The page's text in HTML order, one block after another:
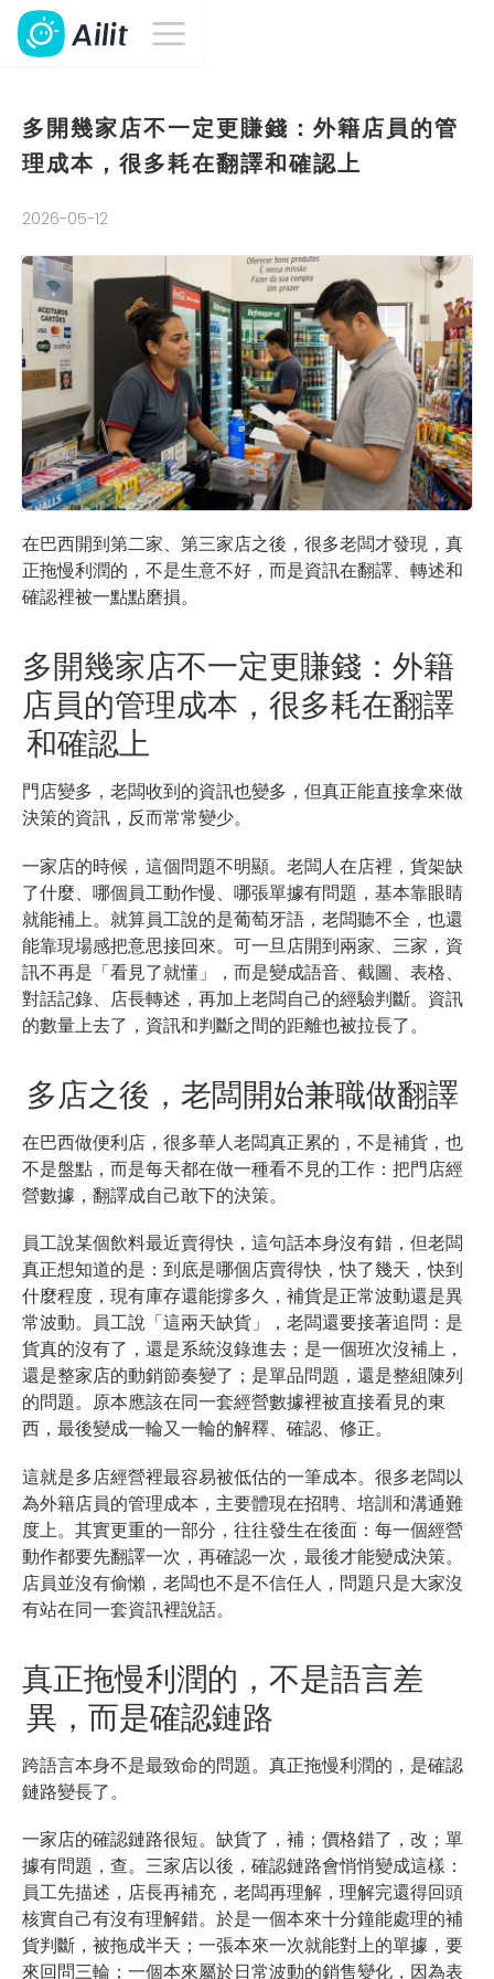
多開幾家店不一定更賺錢：外籍店員的管
理成本，很多耗在翻譯和確認上
2026-05-12
在巴西開到第二家、第三家店之後，很多老闆才發現，真
正拖慢利潤的，不是生意不好，而是資訊在翻譯、轉述和
確認裡被一點點磨損。
多開幾家店不一定更賺錢：外籍
店員的管理成本，很多耗在翻譯
和確認上
門店變多，老闆收到的資訊也變多，但真正能直接拿來做
決策的資訊，反而常常變少。
一家店的時候，這個問題不明顯。老闆人在店裡，貨架缺
了什麼、哪個員工動作慢、哪張單據有問題，基本靠眼睛
就能補上。就算員工說的是葡萄牙語，老闆聽不全，也還
能靠現場感把意思接回來。可一旦店開到兩家、三家，資
訊不再是「看見了就懂」，而是變成語音、截圖、表格、
對話記錄、店長轉述，再加上老闆自己的經驗判斷。資訊
的數量上去了，資訊和判斷之間的距離也被拉長了。
多店之後，老闆開始兼職做翻譯
在巴西做便利店，很多華人老闆真正累的，不是補貨，也
不是盤點，而是每天都在做一種看不見的工作：把門店經
營數據，翻譯成自己敢下的決策。
員工說某個飲料最近賣得快，這句話本身沒有錯，但老闆
真正想知道的是：到底是哪個店賣得快，快了幾天，快到
什麼程度，現有庫存還能撐多久，補貨是正常波動還是異
常波動。員工說「這兩天缺貨」，老闆還要接著追問：是
貨真的沒有了，還是系統沒錄進去；是一個班次沒補上，
還是整家店的動銷節奏變了；是單品問題，還是整組陳列
的問題。原本應該在同一套經營數據裡被直接看見的東
西，最後變成一輪又一輪的解釋、確認、修正。
這就是多店經營裡最容易被低估的一筆成本。很多老闆以
為外籍店員的管理成本，主要體現在招聘、培訓和溝通難
度上。其實更重的一部分，往往發生在後面：每一個經營
動作都要先翻譯一次，再確認一次，最後才能變成決策。
店員並沒有偷懶，老闆也不是不信任人，問題只是大家沒
有站在同一套資訊裡說話。
真正拖慢利潤的，不是語言差
異，而是確認鏈路
跨語言本身不是最致命的問題。真正拖慢利潤的，是確認
鏈路變長了。
一家店的確認鏈路很短。缺貨了，補；價格錯了，改；單
據有問題，查。三家店以後，確認鏈路會悄悄變成這樣：
員工先描述，店長再補充，老闆再理解，理解完還得回頭
核實自己有沒有理解錯。於是一個本來十分鐘能處理的補
貨判斷，被拖成半天；一張本來一次就能對上的單據，要
來回問三輪；一個本來屬於日常波動的銷售變化，因為表